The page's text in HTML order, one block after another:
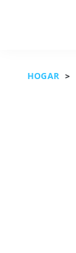
HOGAR >